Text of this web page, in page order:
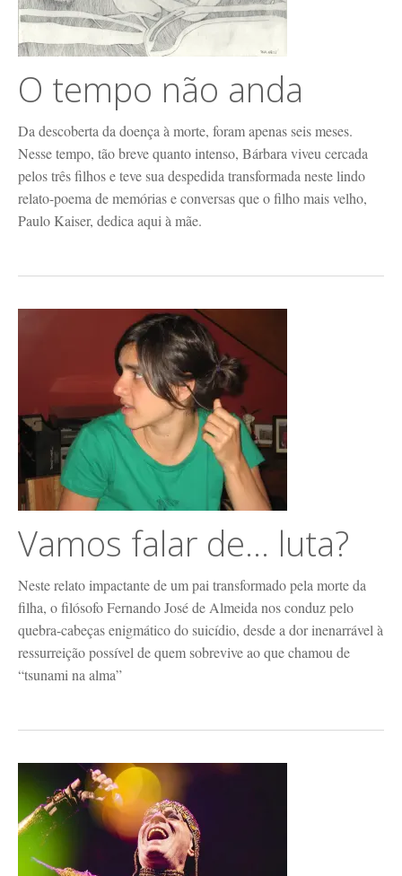
O tempo não anda
Da descoberta da doença à morte, foram apenas seis meses.
Nesse tempo, tão breve quanto intenso, Bárbara viveu cercada
pelos três filhos e teve sua despedida transformada neste lindo
relato-poema de memórias e conversas que o filho mais velho,
Paulo Kaiser, dedica aqui à mãe.
Vamos falar de… luta?
Neste relato impactante de um pai transformado pela morte da
filha, o filósofo Fernando José de Almeida nos conduz pelo
quebra-cabeças enigmático do suicídio, desde a dor inenarrável à
ressurreição possível de quem sobrevive ao que chamou de
“tsunami na alma”